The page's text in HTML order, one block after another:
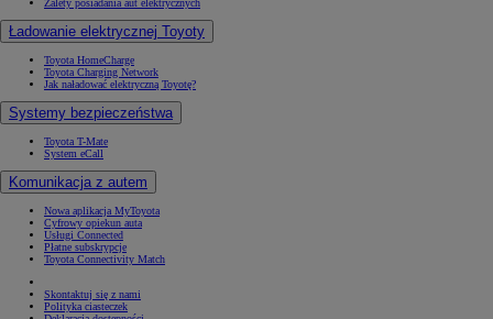
Zalety posiadania aut elektrycznych
Ładowanie elektrycznej Toyoty
Toyota HomeCharge
Toyota Charging Network
Jak naładować elektryczną Toyotę?
Systemy bezpieczeństwa
Toyota T-Mate
System eCall
Komunikacja z autem
Nowa aplikacja MyToyota
Cyfrowy opiekun auta
Usługi Connected
Płatne subskrypcje
Toyota Connectivity Match
Skontaktuj się z nami
Polityka ciasteczek